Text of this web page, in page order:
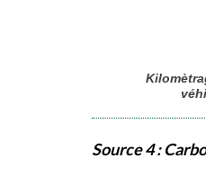
Source 4: